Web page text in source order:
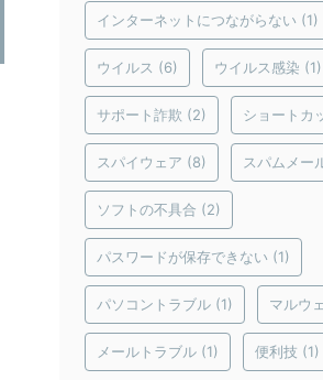
インターネットにつながらない (1)
ウイルス (6) ウイルス感染 (1)
サポート詐欺 (2) ショートカ
スパイウェア (8) スパムメー
ソフトの不具合 (2)
パスワードが保存できない (1)
パソコントラブル (1) マルウ
メールトラブル (1) 便利技 (1)